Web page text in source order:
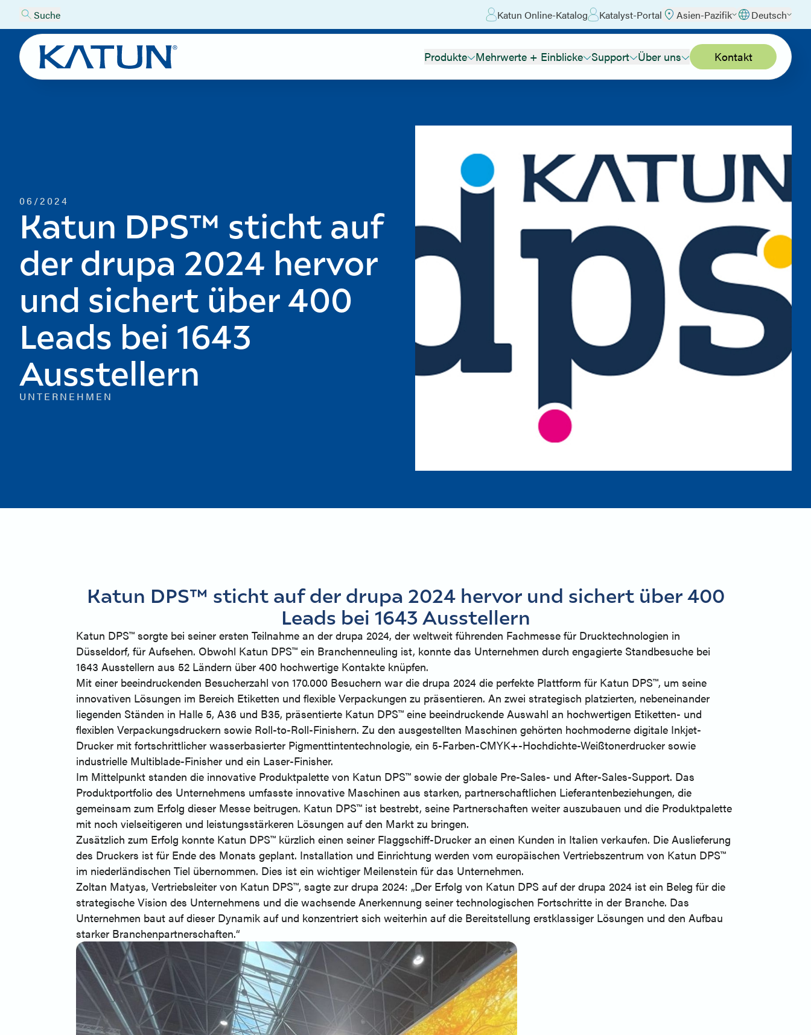
Suche Katun Online-Katalog Katalyst-Portal Asien-Pazifik Deutsch
Produkte Mehrwerte + Einblicke Support Über uns Kontakt
06/2024
Katun DPS™ sticht auf
der drupa 2024 hervor
und sichert über 400
Leads bei 1643
Ausstellern
UNTERNEHMEN
Katun DPS™ sticht auf der drupa 2024 hervor und sichert über 400
Leads bei 1643 Ausstellern
Katun DPS™ sorgte bei seiner ersten Teilnahme an der drupa 2024, der weltweit führenden Fachmesse für Drucktechnologien in
Düsseldorf, für Aufsehen. Obwohl Katun DPS™ ein Branchenneuling ist, konnte das Unternehmen durch engagierte Standbesuche bei
1643 Ausstellern aus 52 Ländern über 400 hochwertige Kontakte knüpfen.
Mit einer beeindruckenden Besucherzahl von 170.000 Besuchern war die drupa 2024 die perfekte Plattform für Katun DPS™, um seine
innovativen Lösungen im Bereich Etiketten und flexible Verpackungen zu präsentieren. An zwei strategisch platzierten, nebeneinander
liegenden Ständen in Halle 5, A36 und B35, präsentierte Katun DPS™ eine beeindruckende Auswahl an hochwertigen Etiketten- und
flexiblen Verpackungsdruckern sowie Roll-to-Roll-Finishern. Zu den ausgestellten Maschinen gehörten hochmoderne digitale Inkjet-
Drucker mit fortschrittlicher wasserbasierter Pigmenttintentechnologie, ein 5-Farben-CMYK+-Hochdichte-Weißtonerdrucker sowie
industrielle Multiblade-Finisher und ein Laser-Finisher.
Im Mittelpunkt standen die innovative Produktpalette von Katun DPS™ sowie der globale Pre-Sales- und After-Sales-Support. Das
Produktportfolio des Unternehmens umfasste innovative Maschinen aus starken, partnerschaftlichen Lieferantenbeziehungen, die
gemeinsam zum Erfolg dieser Messe beitrugen. Katun DPS™ ist bestrebt, seine Partnerschaften weiter auszubauen und die Produktpalette
mit noch vielseitigeren und leistungsstärkeren Lösungen auf den Markt zu bringen.
Zusätzlich zum Erfolg konnte Katun DPS™ kürzlich einen seiner Flaggschiff-Drucker an einen Kunden in Italien verkaufen. Die Auslieferung
des Druckers ist für Ende des Monats geplant. Installation und Einrichtung werden vom europäischen Vertriebszentrum von Katun DPS™
im niederländischen Tiel übernommen. Dies ist ein wichtiger Meilenstein für das Unternehmen.
Zoltan Matyas, Vertriebsleiter von Katun DPS™, sagte zur drupa 2024: „Der Erfolg von Katun DPS auf der drupa 2024 ist ein Beleg für die
strategische Vision des Unternehmens und die wachsende Anerkennung seiner technologischen Fortschritte in der Branche. Das
Unternehmen baut auf dieser Dynamik auf und konzentriert sich weiterhin auf die Bereitstellung erstklassiger Lösungen und den Aufbau
starker Branchenpartnerschaften.“